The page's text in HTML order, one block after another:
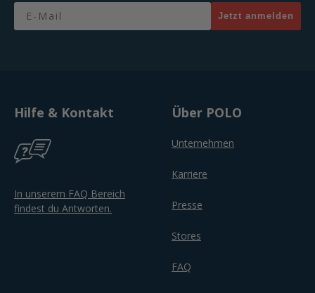
Email
Jetzt anmelden
Hilfe & Kontakt
In unserem FAQ Bereich
findest du Antworten.
Über POLO
Unternehmen
Karriere
Presse
Stores
FAQ